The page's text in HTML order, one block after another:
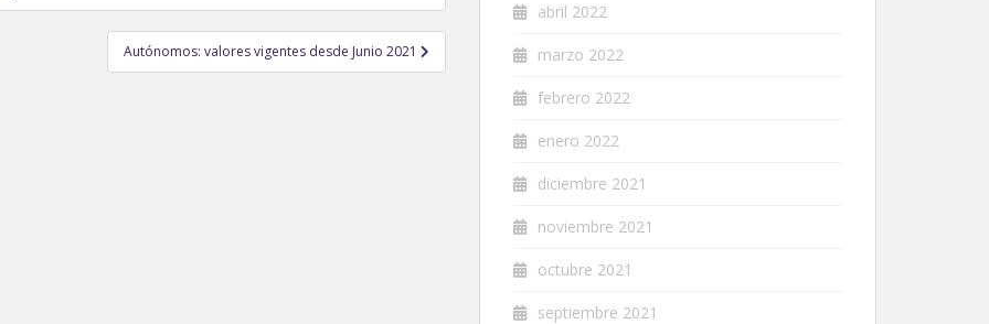
Autónomos: valores vigentes desde Junio 2021
abril 2022
marzo 2022
febrero 2022
enero 2022
diciembre 2021
noviembre 2021
octubre 2021
septiembre 2021